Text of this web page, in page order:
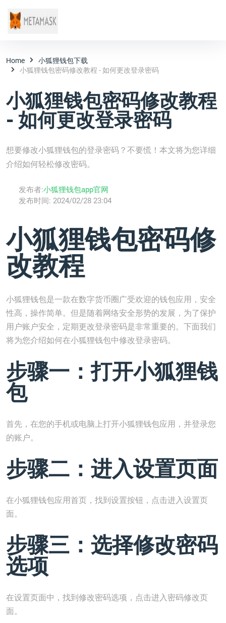
Home
小狐狸钱包下载
小狐狸钱包密码修改教程 - 如何更改登录密码
小狐狸钱包密码修改教程
- 如何更改登录密码
想要修改小狐狸钱包的登录密码？不要慌！本文将为您详细
介绍如何轻松修改密码。
发布者:小狐狸钱包app官网
发布时间: 2024/02/28 23:04
小狐狸钱包密码修
改教程
小狐狸钱包是一款在数字货币圈广受欢迎的钱包应用，安全
性高，操作简单。但是随着网络安全形势的发展，为了保护
用户账户安全，定期更改登录密码是非常重要的。下面我们
将为您介绍如何在小狐狸钱包中修改登录密码。
步骤一：打开小狐狸钱
包
首先，在您的手机或电脑上打开小狐狸钱包应用，并登录您
的账户。
步骤二：进入设置页面
在小狐狸钱包应用首页，找到设置按钮，点击进入设置页
面。
步骤三：选择修改密码
选项
在设置页面中，找到修改密码选项，点击进入密码修改页
面。